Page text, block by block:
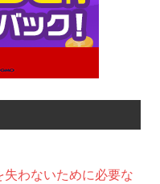
失わないために必要な